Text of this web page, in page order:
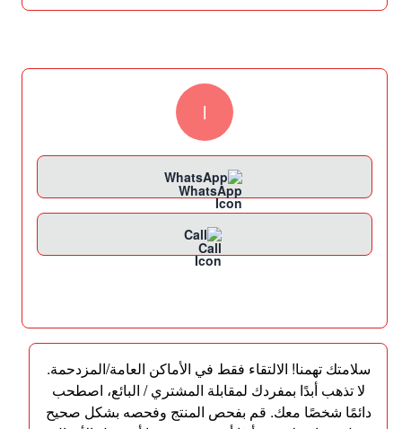
l
WhatsApp
Call
سلامتك تهمنا! الالتقاء فقط في الأماكن العامة/المزدحمة.
لا تذهب أبدًا بمفردك لمقابلة المشتري / البائع، اصطحب
دائمًا شخصًا معك. قم بفحص المنتج وفحصه بشكل صحيح